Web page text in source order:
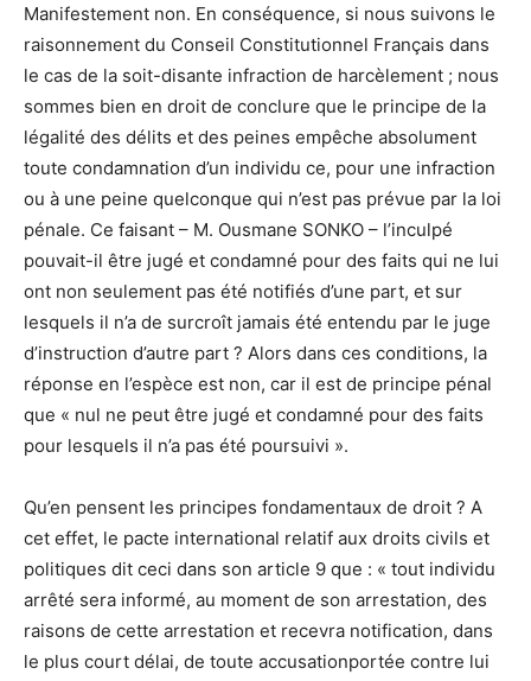
Manifestement non. En conséquence, si nous suivons le
raisonnement du Conseil Constitutionnel Français dans
le cas de la soit-disante infraction de harcèlement ; nous
sommes bien en droit de conclure que le principe de la
légalité des délits et des peines empêche absolument
toute condamnation d’un individu ce, pour une infraction
ou à une peine quelconque qui n’est pas prévue par la loi
pénale. Ce faisant – M. Ousmane SONKO – l’inculpé
pouvait-il être jugé et condamné pour des faits qui ne lui
ont non seulement pas été notifiés d’une part, et sur
lesquels il n’a de surcroît jamais été entendu par le juge
d’instruction d’autre part ? Alors dans ces conditions, la
réponse en l’espèce est non, car il est de principe pénal
que « nul ne peut être jugé et condamné pour des faits
pour lesquels il n’a pas été poursuivi ».
Qu’en pensent les principes fondamentaux de droit ? A
cet effet, le pacte international relatif aux droits civils et
politiques dit ceci dans son article 9 que : « tout individu
arrêté sera informé, au moment de son arrestation, des
raisons de cette arrestation et recevra notification, dans
le plus court délai, de toute accusationportée contre lui